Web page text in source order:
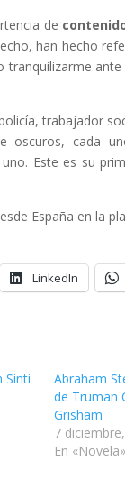
de
han hecho
tranquilizarme
trabajador
oscuros, cada
Este es su
España en la
LinkedIn
Sinti
Abraham
de Truman
Grisham
7
En «Novela»